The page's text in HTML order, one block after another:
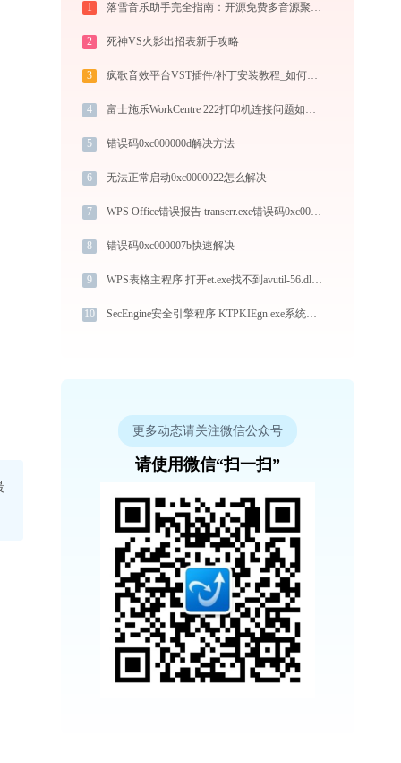
1 落雪音乐助手完全指南：开源免费多音源聚合音乐播放器的安装、配置与使用技巧（2026最新）
2 死神VS火影出招表新手攻略
3 疯歌音效平台VST插件/补丁安装教程_如何加载插件效果包
4 富士施乐WorkCentre 222打印机连接问题如何解决？-金山毒霸
5 错误码0xc000000d解决方法
6 无法正常启动0xc0000022怎么解决
7 WPS Office错误报告 transerr.exe错误码0xc000000d处理办法
8 错误码0xc000007b快速解决
9 WPS表格主程序 打开et.exe找不到avutil-56.dll怎么办
10 SecEngine安全引擎程序 KTPKIEgn.exe系统错误pkiutil.dll丢失如何解决
更多动态请关注微信公众号
请使用微信“扫一扫”